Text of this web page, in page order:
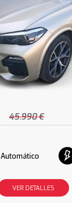
45.990 €
Automático
VER DETALLES